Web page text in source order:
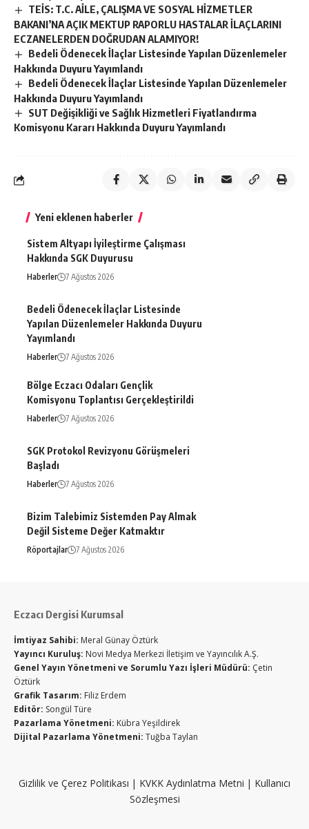
TEİS: T.C. AİLE, ÇALIŞMA VE SOSYAL HİZMETLER
BAKANI’NA AÇIK MEKTUP RAPORLU HASTALAR İLAÇLARINI
ECZANELERDEN DOĞRUDAN ALAMIYOR!
Bedeli Ödenecek İlaçlar Listesinde Yapılan Düzenlemeler
Hakkında Duyuru Yayımlandı
Bedeli Ödenecek İlaçlar Listesinde Yapılan Düzenlemeler
Hakkında Duyuru Yayımlandı
SUT Değişikliği ve Sağlık Hizmetleri Fiyatlandırma
Komisyonu Kararı Hakkında Duyuru Yayımlandı
Yeni eklenen haberler
Sistem Altyapı İyileştirme Çalışması
Hakkında SGK Duyurusu
Haberler 7 Ağustos 2026
Bedeli Ödenecek İlaçlar Listesinde
Yapılan Düzenlemeler Hakkında Duyuru
Yayımlandı
Haberler 7 Ağustos 2026
Bölge Eczacı Odaları Gençlik
Komisyonu Toplantısı Gerçekleştirildi
Haberler 7 Ağustos 2026
SGK Protokol Revizyonu Görüşmeleri
Başladı
Haberler 7 Ağustos 2026
Bizim Talebimiz Sistemden Pay Almak
Değil Sisteme Değer Katmaktır
Röportajlar 7 Ağustos 2026
Eczacı Dergisi Kurumsal
İmtiyaz Sahibi: Meral Günay Öztürk
Yayıncı Kuruluş: Novi Medya Merkezi İletişim ve Yayıncılık A.Ş.
Genel Yayın Yönetmeni ve Sorumlu Yazı İşleri Müdürü: Çetin
Öztürk
Grafik Tasarım: Filiz Erdem
Editör: Songül Türe
Pazarlama Yönetmeni: Kübra Yeşildirek
Dijital Pazarlama Yönetmeni: Tuğba Taylan
Gizlilik ve Çerez Politikası | KVKK Aydınlatma Metni | Kullanıcı
Sözleşmesi